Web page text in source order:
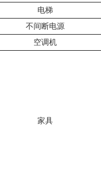
电梯
不间断电源
空调机
家具